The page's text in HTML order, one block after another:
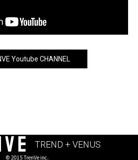
Youtube CHANNEL
TREND + VENUS
© 2015 TrenVe inc.